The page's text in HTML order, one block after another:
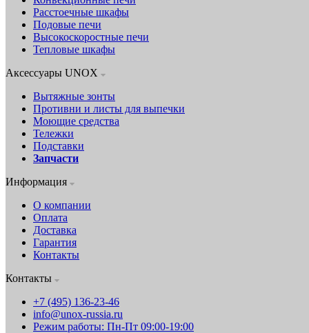
Расстоечные шкафы
Подовые печи
Высокоскоростные печи
Тепловые шкафы
Аксессуары UNOX
Вытяжные зонты
Противни и листы для выпечки
Моющие средства
Тележки
Подставки
Запчасти
Информация
О компании
Оплата
Доставка
Гарантия
Контакты
Контакты
+7 (495) 136-23-46
info@unox-russia.ru
Режим работы: Пн-Пт 09:00-19:00